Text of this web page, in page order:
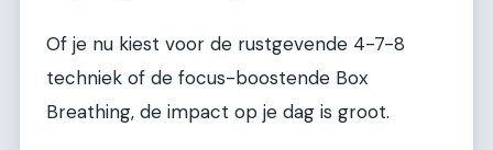
Of je nu kiest voor de rustgevende 4-7-8
techniek of de focus-boostende Box
Breathing, de impact op je dag is groot.